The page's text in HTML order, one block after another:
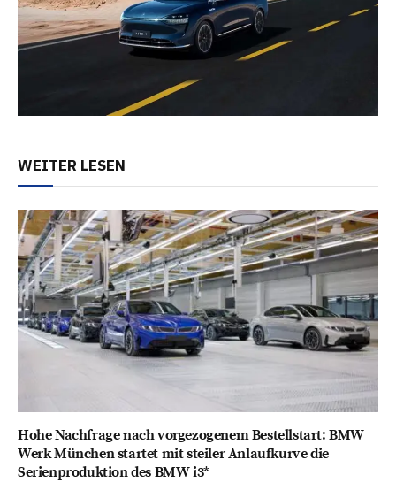
WEITER LESEN
Hohe Nachfrage nach vorgezogenem Bestellstart: BMW
Werk München startet mit steiler Anlaufkurve die
Serienproduktion des BMW i3*